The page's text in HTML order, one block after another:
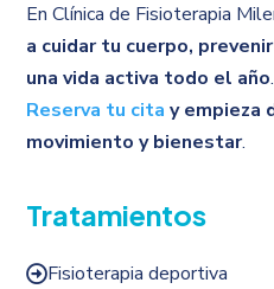
En Clínica de Fisioterapia
a cuidar tu cuerpo,
una vida activa todo el año.
Reserva tu cita y empieza
movimiento y bienestar.
Tratamientos
Fisioterapia deportiva